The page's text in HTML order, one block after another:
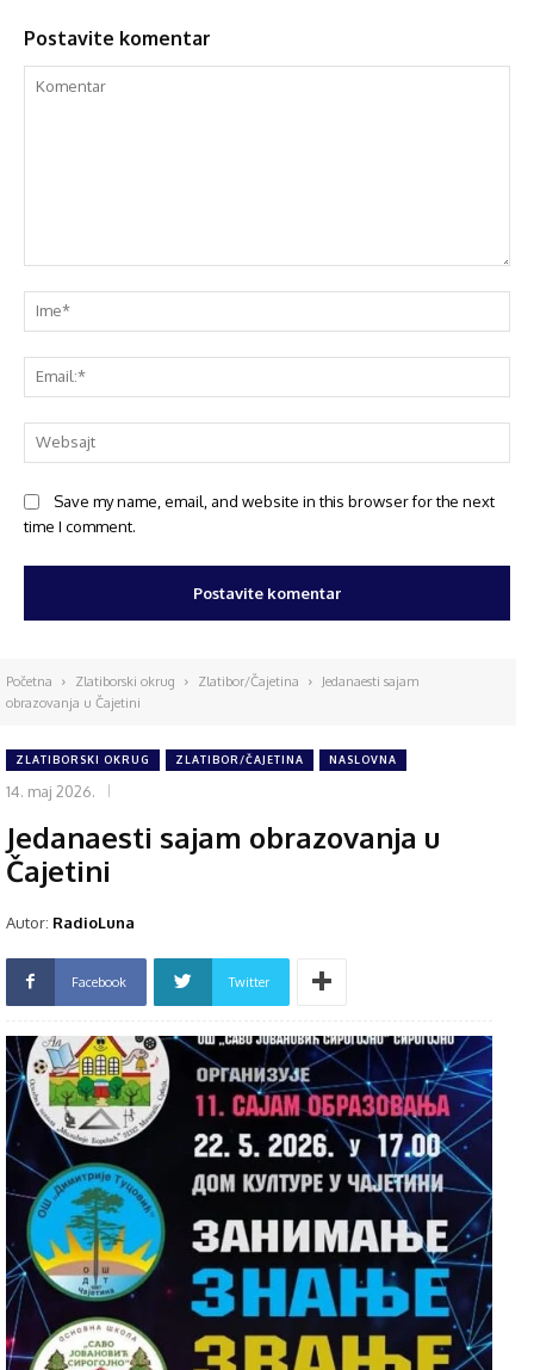
Postavite komentar
Save my name, email, and website in this browser for the next
time I comment.